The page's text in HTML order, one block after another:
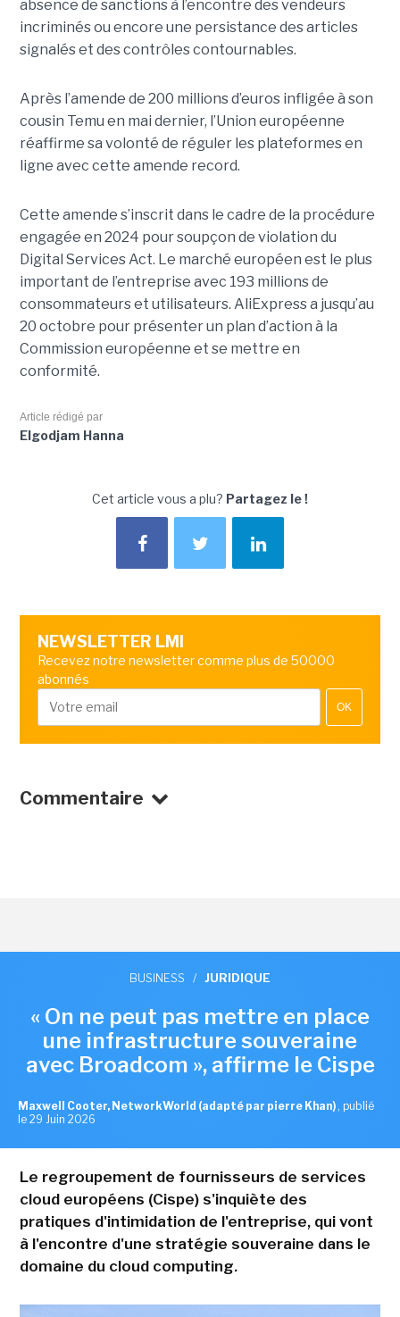
absence de sanctions à l’encontre des vendeurs
incriminés ou encore une persistance des articles
signalés et des contrôles contournables.
Après l’amende de 200 millions d’euros infligée à son
cousin Temu en mai dernier, l’Union européenne
réaffirme sa volonté de réguler les plateformes en
ligne avec cette amende record.
Cette amende s’inscrit dans le cadre de la procédure
engagée en 2024 pour soupçon de violation du
Digital Services Act. Le marché européen est le plus
important de l’entreprise avec 193 millions de
consommateurs et utilisateurs. AliExpress a jusqu’au
20 octobre pour présenter un plan d’action à la
Commission européenne et se mettre en
conformité.
Article rédigé par
Elgodjam Hanna
Cet article vous a plu? Partagez le !
NEWSLETTER LMI
Recevez notre newsletter comme plus de 50000
abonnés
OK
Commentaire
BUSINESS / JURIDIQUE
« On ne peut pas mettre en place
une infrastructure souveraine
avec Broadcom », affirme le Cispe
Maxwell Cooter, NetworkWorld (adapté par pierre Khan) , publié
le 29 Juin 2026
Le regroupement de fournisseurs de services
cloud européens (Cispe) s'inquiète des
pratiques d'intimidation de l'entreprise, qui vont
à l'encontre d'une stratégie souveraine dans le
domaine du cloud computing.